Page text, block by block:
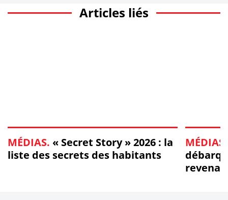
Articles liés
MÉDIAS. « Secret Story » 2026 : la
liste des secrets des habitants
MÉDIAS.